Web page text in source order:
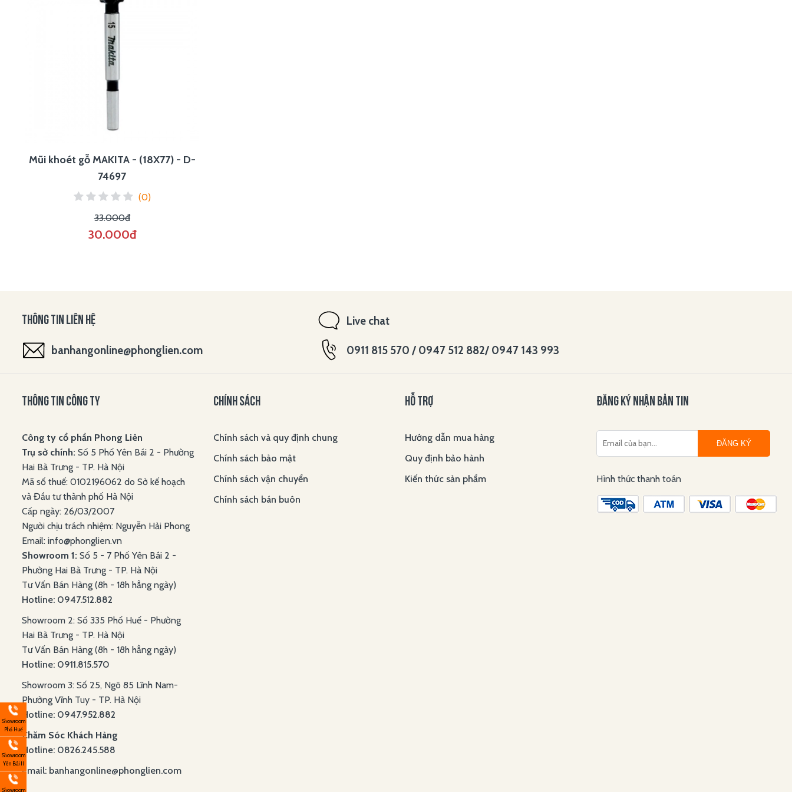
Showroom
Phố Huế
Showroom
Yên Bái II
Showroom
Mũi khoét gỗ MAKITA - (18X77) - D-
74697
(0)
33.000đ
30.000đ
THÔNG TIN LIÊN HỆ Live chat
banhangonline@phonglien.com 0911 815 570 / 0947 512 882/ 0947 143 993
THÔNG TIN CÔNG TY
Công ty cổ phần Phong Liên
Trụ sở chính: Số 5 Phố Yên Bái 2 - Phường
Hai Bà Trưng - TP. Hà Nội
Mã số thuế: 0102196062 do Sở kế hoạch
và Đầu tư thành phố Hà Nội
Cấp ngày: 26/03/2007
Người chịu trách nhiệm: Nguyễn Hải Phong
Email: info@phonglien.vn
Showroom 1: Số 5 - 7 Phố Yên Bái 2 -
Phường Hai Bà Trưng - TP. Hà Nội
Tư Vấn Bán Hàng (8h - 18h hằng ngày)
Hotline: 0947.512.882
Showroom 2: Số 335 Phố Huế - Phường
Hai Bà Trưng - TP. Hà Nội
Tư Vấn Bán Hàng (8h - 18h hằng ngày)
Hotline: 0911.815.570
Showroom 3: Số 25, Ngõ 85 Lĩnh Nam-
Phường Vĩnh Tuy - TP. Hà Nội
Hotline: 0947.952.882
Chăm Sóc Khách Hàng
Hotline: 0826.245.588
Email: banhangonline@phonglien.com
CHÍNH SÁCH
Chính sách và quy định chung
Chính sách bảo mật
Chính sách vận chuyển
Chính sách bán buôn
HỖ TRỢ
Hướng dẫn mua hàng
Quy định bảo hành
Kiến thức sản phẩm
ĐĂNG KÝ NHẬN BẢN TIN
ĐĂNG KÝ
Hình thức thanh toán